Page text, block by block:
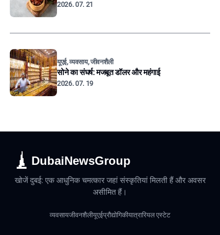
2026. 07. 21
यूएई, व्यवसाय, जीवनशैली
सोने का संघर्ष: मजबूत डॉलर और महंगाई
2026. 07. 19
DubaiNewsGroup
खोजें दुबई: एक आधुनिक चमत्कार जहां संस्कृतियां मिलती हैं और अवसर
असीमित हैं।
व्यवसायजीवनशैलीयूएईप्रौद्योगिकीयात्रारियल एस्टेट